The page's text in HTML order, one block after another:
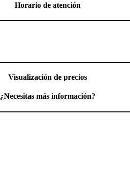
Horario de atención
Visualización de precios
¿Necesitas más información?